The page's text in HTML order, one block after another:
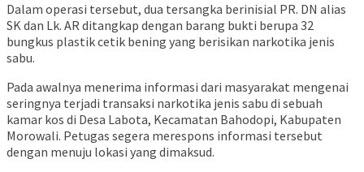
Dalam operasi tersebut, dua tersangka berinisial PR. DN alias
SK dan Lk. AR ditangkap dengan barang bukti berupa 32
bungkus plastik cetik bening yang berisikan narkotika jenis
sabu.
Pada awalnya menerima informasi dari masyarakat mengenai
seringnya terjadi transaksi narkotika jenis sabu di sebuah
kamar kos di Desa Labota, Kecamatan Bahodopi, Kabupaten
Morowali. Petugas segera merespons informasi tersebut
dengan menuju lokasi yang dimaksud.